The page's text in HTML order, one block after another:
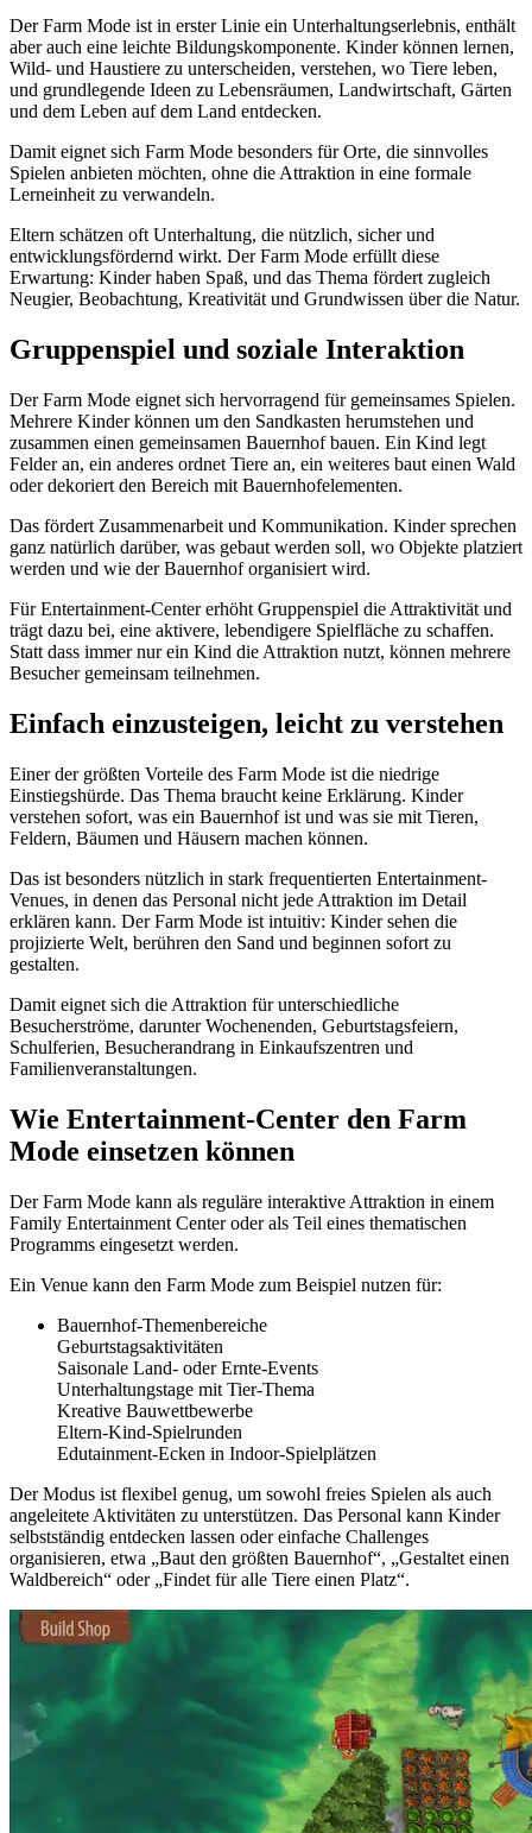
Der Farm Mode ist in erster Linie ein Unterhaltungserlebnis, enthält
aber auch eine leichte Bildungskomponente. Kinder können lernen,
Wild- und Haustiere zu unterscheiden, verstehen, wo Tiere leben,
und grundlegende Ideen zu Lebensräumen, Landwirtschaft, Gärten
und dem Leben auf dem Land entdecken.
Damit eignet sich Farm Mode besonders für Orte, die sinnvolles
Spielen anbieten möchten, ohne die Attraktion in eine formale
Lerneinheit zu verwandeln.
Eltern schätzen oft Unterhaltung, die nützlich, sicher und
entwicklungsfördernd wirkt. Der Farm Mode erfüllt diese
Erwartung: Kinder haben Spaß, und das Thema fördert zugleich
Neugier, Beobachtung, Kreativität und Grundwissen über die Natur.
Gruppenspiel und soziale Interaktion
Der Farm Mode eignet sich hervorragend für gemeinsames Spielen.
Mehrere Kinder können um den Sandkasten herumstehen und
zusammen einen gemeinsamen Bauernhof bauen. Ein Kind legt
Felder an, ein anderes ordnet Tiere an, ein weiteres baut einen Wald
oder dekoriert den Bereich mit Bauernhofelementen.
Das fördert Zusammenarbeit und Kommunikation. Kinder sprechen
ganz natürlich darüber, was gebaut werden soll, wo Objekte platziert
werden und wie der Bauernhof organisiert wird.
Für Entertainment-Center erhöht Gruppenspiel die Attraktivität und
trägt dazu bei, eine aktivere, lebendigere Spielfläche zu schaffen.
Statt dass immer nur ein Kind die Attraktion nutzt, können mehrere
Besucher gemeinsam teilnehmen.
Einfach einzusteigen, leicht zu verstehen
Einer der größten Vorteile des Farm Mode ist die niedrige
Einstiegshürde. Das Thema braucht keine Erklärung. Kinder
verstehen sofort, was ein Bauernhof ist und was sie mit Tieren,
Feldern, Bäumen und Häusern machen können.
Das ist besonders nützlich in stark frequentierten Entertainment-
Venues, in denen das Personal nicht jede Attraktion im Detail
erklären kann. Der Farm Mode ist intuitiv: Kinder sehen die
projizierte Welt, berühren den Sand und beginnen sofort zu
gestalten.
Damit eignet sich die Attraktion für unterschiedliche
Besucherströme, darunter Wochenenden, Geburtstagsfeiern,
Schulferien, Besucherandrang in Einkaufszentren und
Familienveranstaltungen.
Wie Entertainment-Center den Farm
Mode einsetzen können
Der Farm Mode kann als reguläre interaktive Attraktion in einem
Family Entertainment Center oder als Teil eines thematischen
Programms eingesetzt werden.
Ein Venue kann den Farm Mode zum Beispiel nutzen für:
Bauernhof-Themenbereiche
Geburtstagsaktivitäten
Saisonale Land- oder Ernte-Events
Unterhaltungstage mit Tier-Thema
Kreative Bauwettbewerbe
Eltern-Kind-Spielrunden
Edutainment-Ecken in Indoor-Spielplätzen
Der Modus ist flexibel genug, um sowohl freies Spielen als auch
angeleitete Aktivitäten zu unterstützen. Das Personal kann Kinder
selbstständig entdecken lassen oder einfache Challenges
organisieren, etwa „Baut den größten Bauernhof“, „Gestaltet einen
Waldbereich“ oder „Findet für alle Tiere einen Platz“.